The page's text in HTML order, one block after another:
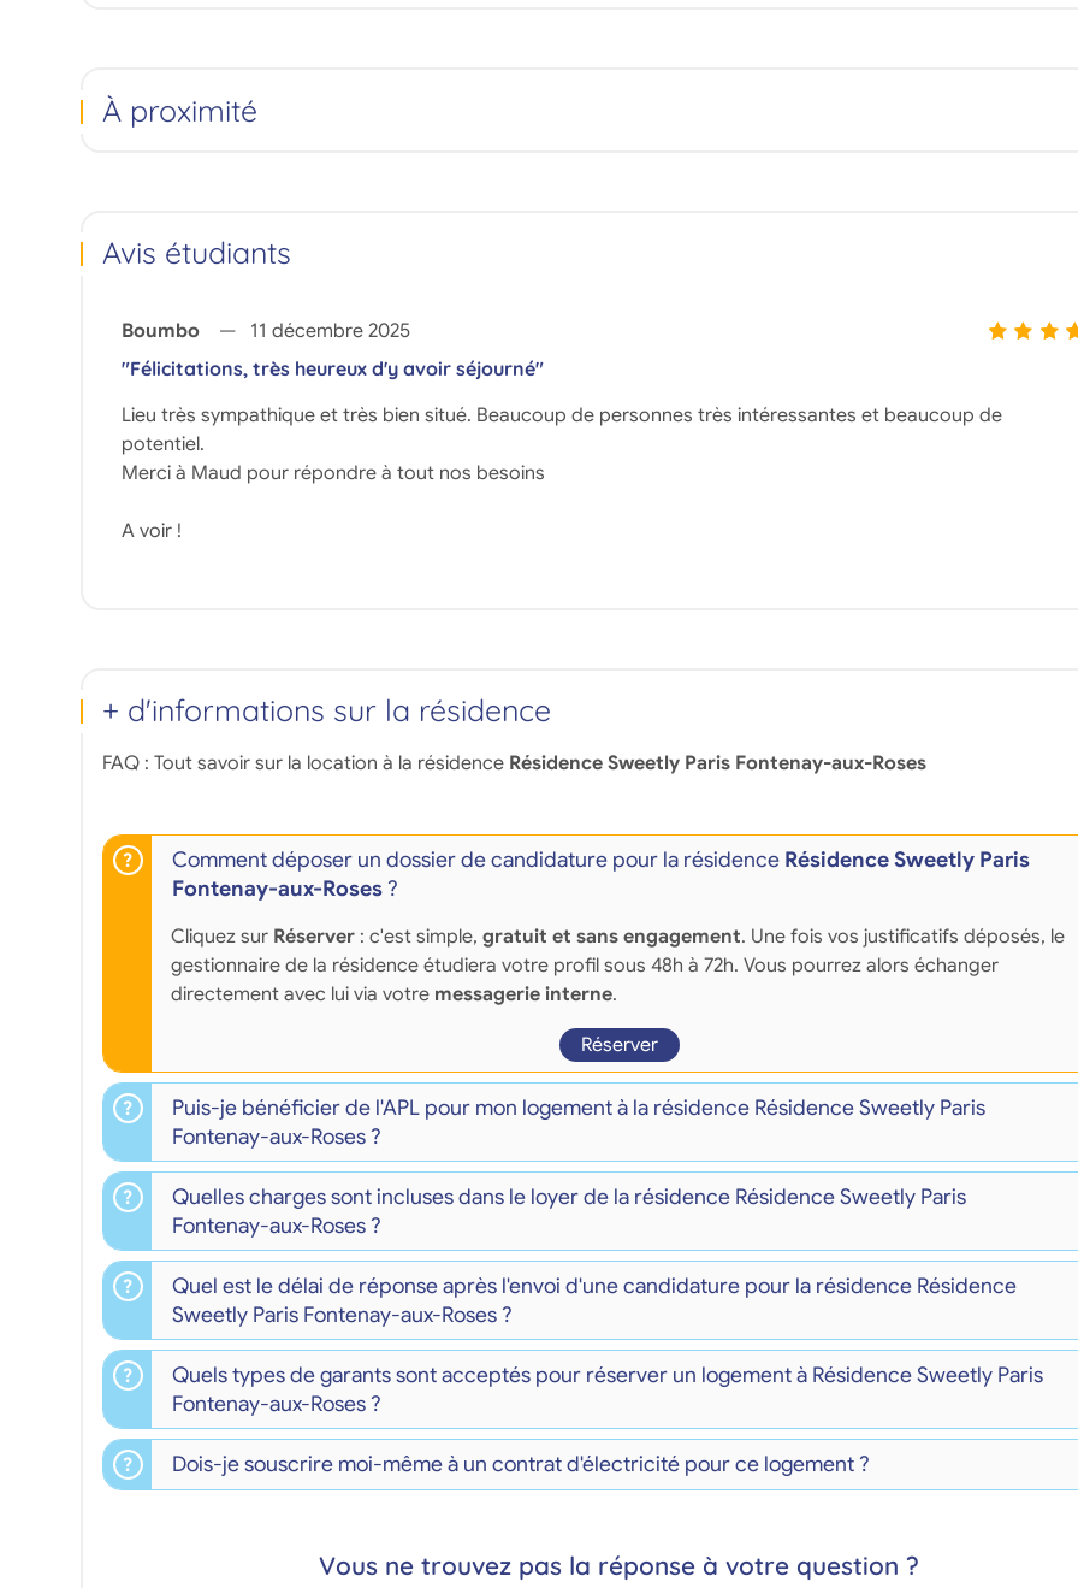
À proximité
Avis étudiants
Boumbo
11 décembre 2025
"Félicitations, très heureux d'y avoir séjourné"
Lieu très sympathique et très bien situé. Beaucoup de personnes très intéressantes et beaucoup de
potentiel.
Merci à Maud pour répondre à tout nos besoins
A voir !
+ d'informations sur la résidence
FAQ : Tout savoir sur la location à la résidence Résidence Sweetly Paris Fontenay-aux-Roses
Comment déposer un dossier de candidature pour la résidence Résidence Sweetly Paris
Fontenay-aux-Roses?
Cliquez sur Réserver: c'est simple, gratuit et sans engagement. Une fois vos justificatifs déposés, le
gestionnaire de la résidence étudiera votre profil sous 48h à 72h. Vous pourrez alors échanger
directement avec lui via votre messagerie interne.
Réserver
Puis-je bénéficier de l'APL pour mon logement à la résidence Résidence Sweetly Paris
Fontenay-aux-Roses ?
Quelles charges sont incluses dans le loyer de la résidence Résidence Sweetly Paris
Fontenay-aux-Roses ?
Quel est le délai de réponse après l'envoi d'une candidature pour la résidence Résidence
Sweetly Paris Fontenay-aux-Roses ?
Quels types de garants sont acceptés pour réserver un logement à Résidence Sweetly Paris
Fontenay-aux-Roses ?
Dois-je souscrire moi-même à un contrat d'électricité pour ce logement ?
Vous ne trouvez pas la réponse à votre question ?